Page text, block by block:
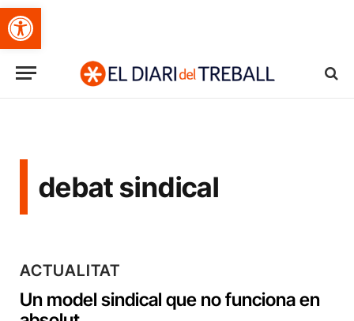
Obre la barra d'eines
debat sindical
ACTUALITAT
Un model sindical que no funciona en